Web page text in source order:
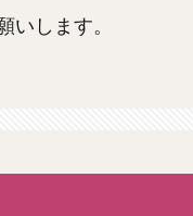
いします。